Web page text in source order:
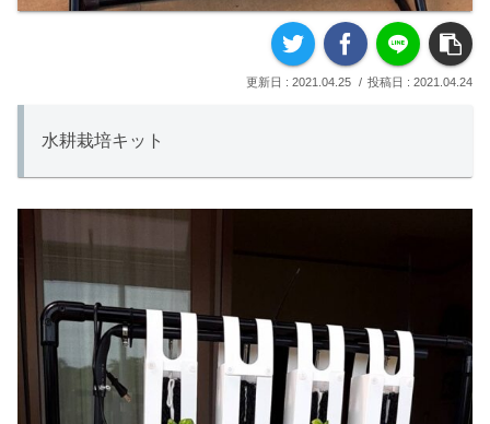
2021.04.25 2021.04.24
水耕栽培キット